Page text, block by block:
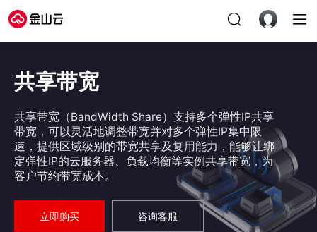
共享带宽
共享带宽（BandWidth Share）支持多个弹性IP共享
带宽，可以灵活地调整带宽并对多个弹性IP集中限
速，提供区域级别的带宽共享及复用能力，能够让绑
定弹性IP的云服务器、负载均衡等实例共享带宽，为
客户节约带宽成本。
立即购买 咨询客服